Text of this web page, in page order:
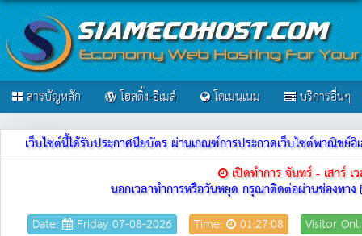
สารบัญหลัก โฮสติ้ง-อีเมล์ โดเมนเนม บริการอื่นๆ
เว็บไซต์นี้ได้รับประกาศนียบัตร ผ่านเกณฑ์การประกวดเว็บไซต์พาณิช
เปิดทำการ จันทร์ - เสาร์
นอกเวลาทำการหรือวันหยุด กรุณาติดต่อผ่านช่องทาง
Date: Friday 07-08-2026 Time: 01:27:08 Visitor